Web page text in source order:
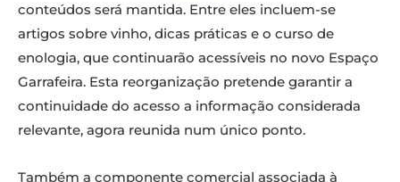
conteúdos será mantida. Entre eles incluem-se
artigos sobre vinho, dicas práticas e o curso de
enologia, que continuarão acessíveis no novo Espaço
Garrafeira. Esta reorganização pretende garantir a
continuidade do acesso a informação considerada
relevante, agora reunida num único ponto.
Também a componente comercial associada à